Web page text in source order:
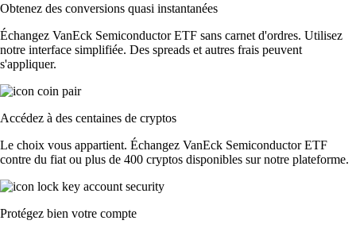
Obtenez des conversions quasi instantanées
Échangez VanEck Semiconductor ETF sans carnet d'ordres. Utilisez
notre interface simplifiée. Des spreads et autres frais peuvent
s'appliquer.
Accédez à des centaines de cryptos
Le choix vous appartient. Échangez VanEck Semiconductor ETF
contre du fiat ou plus de 400 cryptos disponibles sur notre plateforme.
Protégez bien votre compte